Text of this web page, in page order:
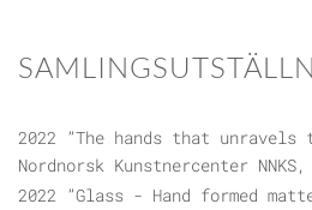
2022 ”The hands that unravels
Nordnorsk Kunstnercenter
2022 ”Glass - Hand formed